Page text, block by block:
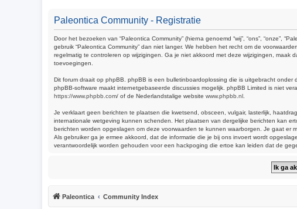
Paleontica Community - Registratie
Door het bezoeken van “Paleontica Community” (hierna genoemd “wij”, “ons”, “onze”,
gebruik “Paleontica Community” dan niet langer. We hebben het recht om de
regelmatig te controleren op wijzigingen. Ga je niet akkoord met deze wijzigingen, maak
toevoegingen.
Dit forum draait op phpBB. phpBB is een bulletinboardoplossing die is uitgebracht onder
phpBB-software maakt internetgebaseerde discussies mogelijk. phpBB Limited is niet
https://www.phpbb.com/ of de Nederlandstalige website www.phpbb.nl
Je verklaart geen berichten te plaatsen die kwetsend, obsceen, vulgair, lasterlijk,
internationale wetgeving kunnen schenden. Het plaatsen van dergelijke berichten kan
berichten worden opgeslagen om deze voorwaarden te kunnen waarborgen. Je gaat er
Als gebruiker ga je ermee akkoord, dat de informatie die je bij ons invoert wordt
verantwoordelijk worden gehouden voor een hackpoging die ertoe kan leiden dat de
Paleontica Community Index